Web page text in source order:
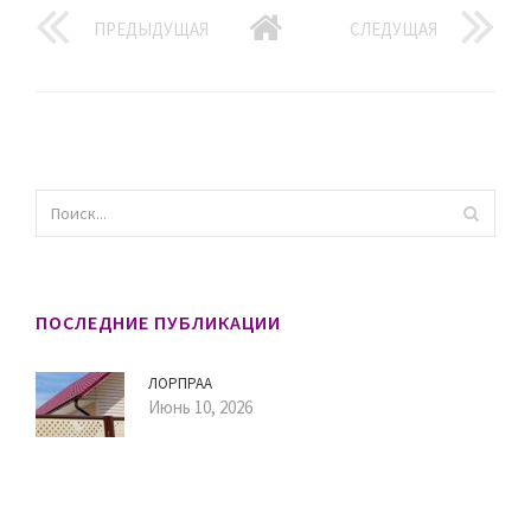
ПРЕДЫДУЩАЯ СЛЕДУЩАЯ
ПОСЛЕДНИЕ ПУБЛИКАЦИИ
ЛОРПРАА
Июнь 10, 2026